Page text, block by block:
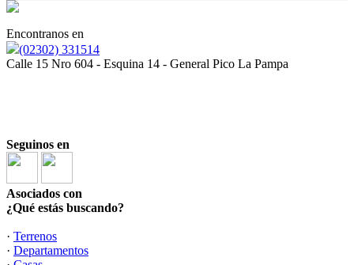
Encontranos en
(02302) 331514
Calle 15 Nro 604 - Esquina 14 - General Pico La Pampa
Seguinos en
Asociados con
¿Qué estás buscando?
· Terrenos
· Departamentos